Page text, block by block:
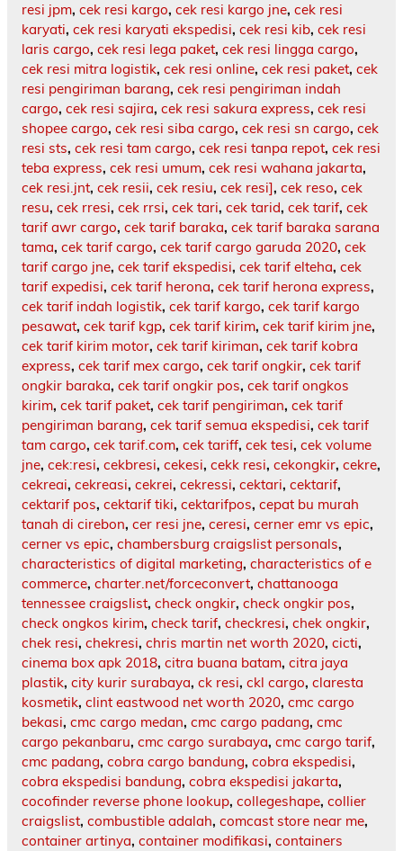
resi jpm, cek resi kargo, cek resi kargo jne, cek resi
karyati, cek resi karyati ekspedisi, cek resi kib, cek resi
laris cargo, cek resi lega paket, cek resi lingga cargo,
cek resi mitra logistik, cek resi online, cek resi paket, cek
resi pengiriman barang, cek resi pengiriman indah
cargo, cek resi sajira, cek resi sakura express, cek resi
shopee cargo, cek resi siba cargo, cek resi sn cargo, cek
resi sts, cek resi tam cargo, cek resi tanpa repot, cek resi
teba express, cek resi umum, cek resi wahana jakarta,
cek resi.jnt, cek resii, cek resiu, cek resi], cek reso, cek
resu, cek rresi, cek rrsi, cek tari, cek tarid, cek tarif, cek
tarif awr cargo, cek tarif baraka, cek tarif baraka sarana
tama, cek tarif cargo, cek tarif cargo garuda 2020, cek
tarif cargo jne, cek tarif ekspedisi, cek tarif elteha, cek
tarif expedisi, cek tarif herona, cek tarif herona express,
cek tarif indah logistik, cek tarif kargo, cek tarif kargo
pesawat, cek tarif kgp, cek tarif kirim, cek tarif kirim jne,
cek tarif kirim motor, cek tarif kiriman, cek tarif kobra
express, cek tarif mex cargo, cek tarif ongkir, cek tarif
ongkir baraka, cek tarif ongkir pos, cek tarif ongkos
kirim, cek tarif paket, cek tarif pengiriman, cek tarif
pengiriman barang, cek tarif semua ekspedisi, cek tarif
tam cargo, cek tarif.com, cek tariff, cek tesi, cek volume
jne, cek:resi, cekbresi, cekesi, cekk resi, cekongkir, cekre,
cekreai, cekreasi, cekrei, cekressi, cektari, cektarif,
cektarif pos, cektarif tiki, cektarifpos, cepat bu murah
tanah di cirebon, cer resi jne, ceresi, cerner emr vs epic,
cerner vs epic, chambersburg craigslist personals,
characteristics of digital marketing, characteristics of e
commerce, charter.net/forceconvert, chattanooga
tennessee craigslist, check ongkir, check ongkir pos,
check ongkos kirim, check tarif, checkresi, chek ongkir,
chek resi, chekresi, chris martin net worth 2020, cicti,
cinema box apk 2018, citra buana batam, citra jaya
plastik, city kurir surabaya, ck resi, ckl cargo, claresta
kosmetik, clint eastwood net worth 2020, cmc cargo
bekasi, cmc cargo medan, cmc cargo padang, cmc
cargo pekanbaru, cmc cargo surabaya, cmc cargo tarif,
cmc padang, cobra cargo bandung, cobra ekspedisi,
cobra ekspedisi bandung, cobra ekspedisi jakarta,
cocofinder reverse phone lookup, collegeshape, collier
craigslist, combustible adalah, comcast store near me,
container artinya, container modifikasi, containers